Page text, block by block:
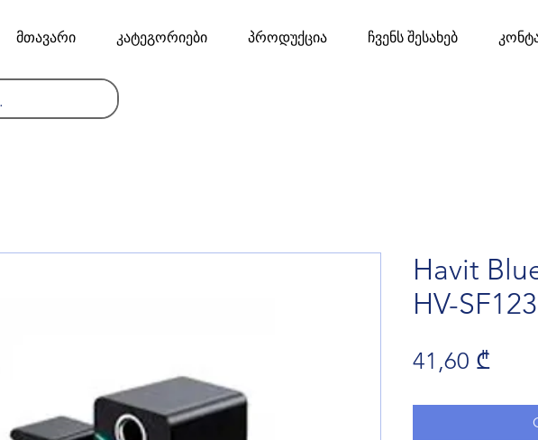
მთავარი კატეგორიები პროდუქცია ჩვენს შესახებ
Havit
HV-
41,60 ₾Price